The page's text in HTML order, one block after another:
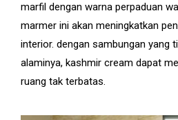
marfil dengan warna perpaduan
marmer ini akan meningkatkan
interior. dengan sambungan yang
alaminya, kashmir cream dapat
ruang tak terbatas.